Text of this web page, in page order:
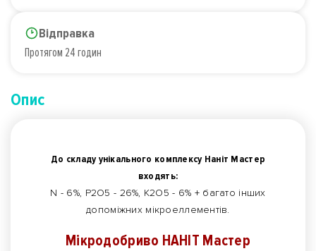
Відправка
Протягом 24 годин
Опис
До складу унікального комплексу Наніт Мастер
входять:
N - 6%, P2O5 - 26%, K2O5 - 6% + багато інших
допоміжних мікроеллементів.
Мікродобриво НАНІТ Мастер